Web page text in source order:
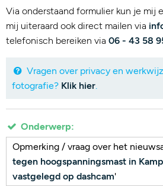
Via onderstaand formulier kun je mij
mij uiteraard ook direct mailen via
telefonisch bereiken via 06 - 43 58
Vragen over privacy en
fotografie? Klik hier.
Onderwerp:
Opmerking / vraag over het
tegen hoogspanningsmast in
vastgelegd op dashcam'